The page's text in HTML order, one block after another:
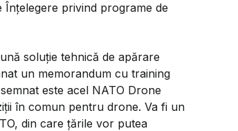
privind programe de
soluție tehnică de apărare
un memorandum cu training
este acel NATO Drone
în comun pentru drone. Va fi un
din care țările vor putea